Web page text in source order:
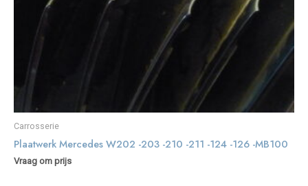
Carrosserie
Plaatwerk Mercedes W202 -203 -210 -211 -124 -126 -MB100
Vraag om prijs